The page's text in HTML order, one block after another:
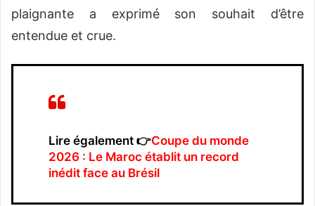
plaignante a exprimé son souhait d’être
entendue et crue.
Lire également 👉Coupe du monde
2026 : Le Maroc établit un record
inédit face au Brésil